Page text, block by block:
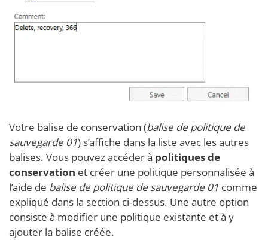
Votre balise de conservation (balise de politique de
sauvegarde 01) s’affiche dans la liste avec les autres
balises. Vous pouvez accéder à politiques de
conservation et créer une politique personnalisée à
l’aide de balise de politique de sauvegarde 01 comme
expliqué dans la section ci-dessus. Une autre option
consiste à modifier une politique existante et à y
ajouter la balise créée.